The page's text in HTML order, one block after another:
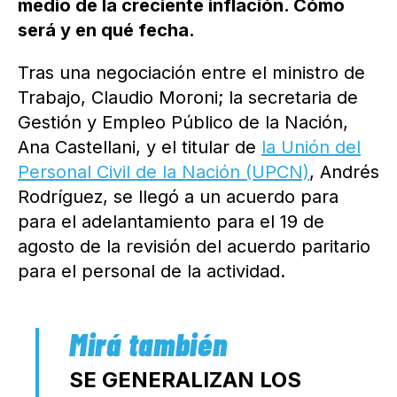
medio de la creciente inflación. Cómo
será y en qué fecha.
Tras una negociación entre el ministro de
Trabajo, Claudio Moroni; la secretaria de
Gestión y Empleo Público de la Nación,
Ana Castellani, y el titular de la Unión del
Personal Civil de la Nación (UPCN), Andrés
Rodríguez, se llegó a un acuerdo para
para el adelantamiento para el 19 de
agosto de la revisión del acuerdo paritario
para el personal de la actividad.
SE GENERALIZAN LOS